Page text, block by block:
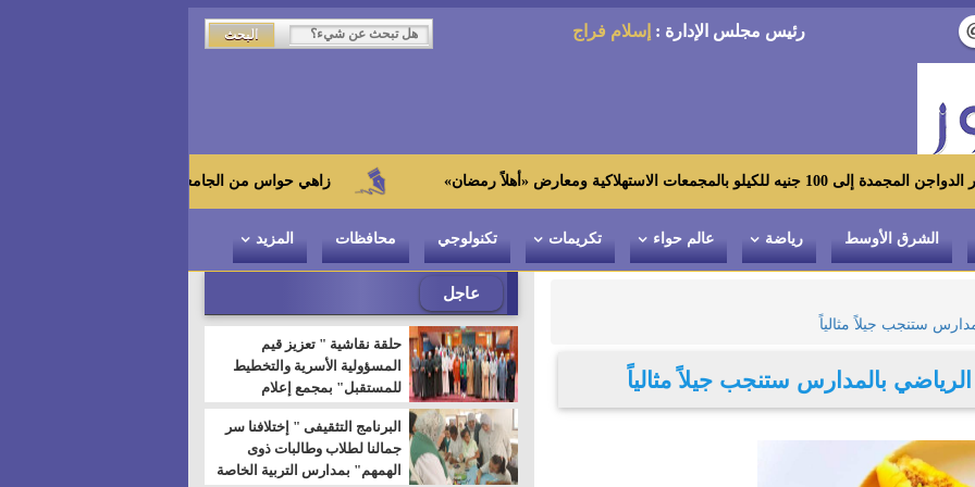
رئيس مجلس الإدارة : إسلام فراج
زاهي حواس من الجامعة اليابانية : "توت عنخ آمون" هو بطل المتحف «أهلاً رمضان»
الشرق الأوسط رياضة عالم حواء تكريمات تكنولوجي محافظات المزيد
ستنجب جيلاً مثالياً
بالمدارس ستنجب جيلاً مثالياً
عاجل
حلقة نقاشية " تعزيز قيم
المسؤولية الأسرية والتخطيط
للمستقبل" بمجمع إعلام
السويس
البرنامج التثقيفى " إختلافنا سر
جمالنا لطلاب وطالبات ذوى
الهمهم" بمدارس التربية الخاصة